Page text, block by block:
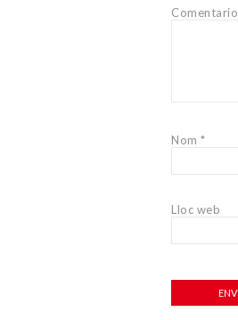
Comentario
Nom *
Lloc web